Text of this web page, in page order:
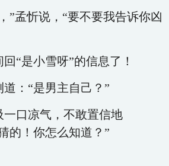
”孟忻说，“要不要我告诉你凶
“是小雪呀”的信息了！
：“是男主自己？”
一口凉气，不敢置信地
！你怎么知道？”